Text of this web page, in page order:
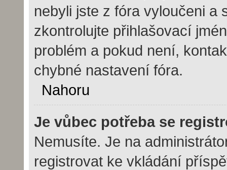
nebyli jste z fóra vyloučeni a
zkontrolujte přihlašovací
problém a pokud není,
chybné nastavení fóra.
Nahoru
Je vůbec potřeba se
Nemusíte. Je na
registrovat ke vkládání